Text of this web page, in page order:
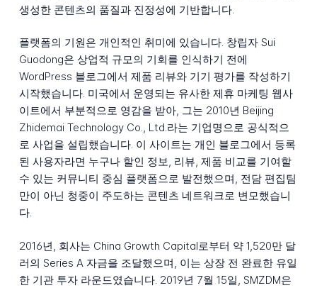
생성한 콘텐츠의 품질과 진정성에 기반합니다.
플랫폼의 기원은 개인적인 취미에 있습니다. 창립자 Sui
Guodong은 상업적 규모의 기회를 인식하기 전에
WordPress 블로그에서 제품 리뷰와 기기 평가를 작성하기
시작했습니다. 미국에서 운영되는 유사한 제휴 마케팅 웹사
이트에서 부분적으로 영감을 받아, 그는 2010년 Beijing
Zhidemai Technology Co., Ltd.라는 기업명으로 공식적으
로 사업을 설립했습니다. 이 사이트는 개인 블로그에서 등록
된 사용자라면 누구나 할인 정보, 리뷰, 제품 비교를 기여할
수 있는 커뮤니티 중심 플랫폼으로 발전했으며, 전담 편집팀
만이 아닌 청중이 주도하는 콘텐츠 네트워크로 변모했습니
다.
2016년, 회사는 China Growth Capital로부터 약 1,520만 달
러의 Series A 자금을 조달했으며, 이는 상장 전 완료한 유일
한 기관 투자 라운드였습니다. 2019년 7월 15일, SMZDM은